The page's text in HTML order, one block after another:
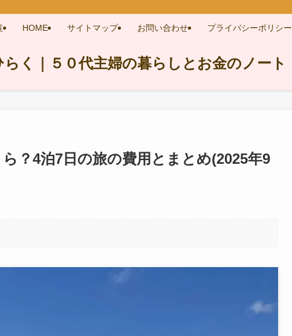
らく｜５０代主婦の暮らしとお金のノート
HOME サイトマップ お問い合わせ プライバシーポリシー
？4泊7日の旅の費用とまとめ(2025年9